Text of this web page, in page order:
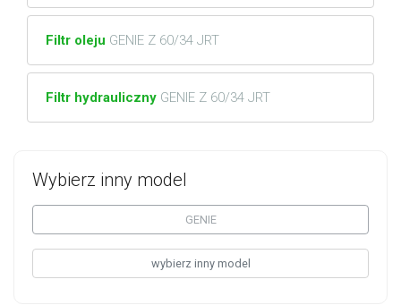
Wybierz inny model
GENIE
wybierz inny model
Filtr oleju GENIE Z 60/34 JRT
Filtr hydrauliczny GENIE Z 60/34 JRT